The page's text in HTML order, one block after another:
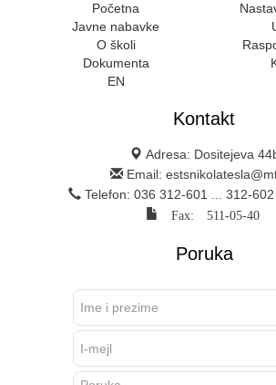
Početna
Javne nabavke
O školi
Dokumenta
EN
Kontakt
Adresa: Dositejeva
Email:
Telefon: 036 312-601 ... 312-
Fax: 511-05-40
Poruka